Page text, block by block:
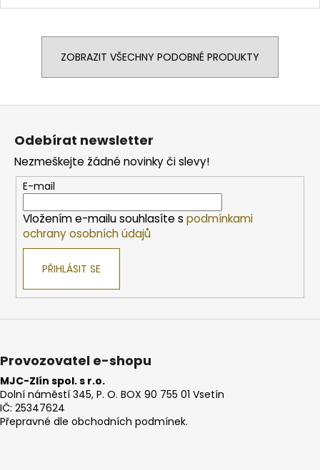
ZOBRAZIT VŠECHNY PODOBNÉ PRODUKTY
Z
Odebírat newsletter
Nezmeškejte žádné novinky či slevy!
E-mail
Vložením e-mailu souhlasíte s podmínkami
ochrany osobních údajů
PŘIHLÁSIT SE
Provozovatel e-shopu
MJC-Zlín spol. s r.o.
Dolní náměstí 345, P. O. BOX 90 755 01 Vsetín
IČ: 25347624
Přepravné dle obchodních podmínek.